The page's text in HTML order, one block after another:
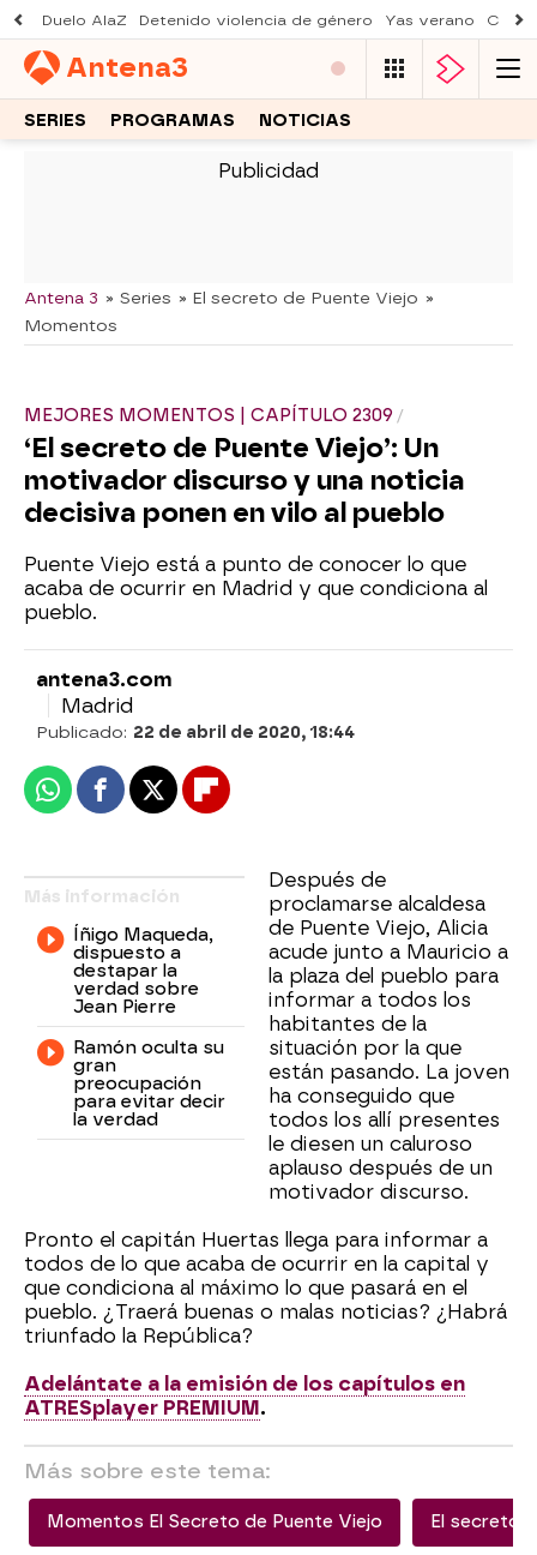
Duelo AlaZ Detenido violencia de género Yas verano
Antena3
SERIES PROGRAMAS NOTICIAS
Antena 3 » Series » El secreto de Puente Viejo »
Momentos
MEJORES MOMENTOS | CAPÍTULO 2309
‘El secreto de Puente Viejo’: Un
motivador discurso y una noticia
decisiva ponen en vilo al pueblo
Puente Viejo está a punto de conocer lo que
acaba de ocurrir en Madrid y que condiciona al
pueblo.
antena3.com
Madrid
Publicado: 22 de abril de 2020, 18:44
WhatsappFacebook
X Flipboard
Más información
Íñigo Maqueda,
dispuesto a
destapar la
verdad sobre
Jean Pierre
Ramón oculta su
gran
preocupación
para evitar decir
la verdad
Después de
proclamarse alcaldesa
de Puente Viejo, Alicia
acude junto a Mauricio a
la plaza del pueblo para
informar a todos los
habitantes de la
situación por la que
están pasando. La joven
ha conseguido que
todos los allí presentes
le diesen un caluroso
aplauso después de un
motivador discurso.
Pronto el capitán Huertas llega para informar a
todos de lo que acaba de ocurrir en la capital y
que condiciona al máximo lo que pasará en el
pueblo. ¿Traerá buenas o malas noticias? ¿Habrá
triunfado la República?
Adelántate a la emisión de los capítulos en
ATRESplayer PREMIUM.
Más sobre este tema:
Momentos El Secreto de Puente Viejo El secreto